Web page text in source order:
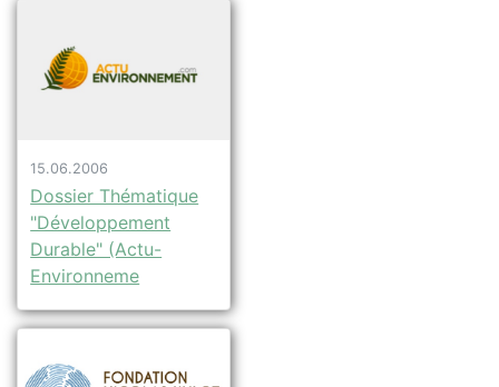
15.06.2006
Dossier Thématique
"Développement
Durable" (Actu-
Environneme